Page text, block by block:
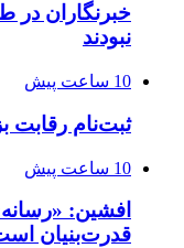
خبرنگاران
نبودند
10 ساعت پیش
ثبت‌نام رقابت بزرگ
10 ساعت پیش
افشین:
قدرت‌بنیان